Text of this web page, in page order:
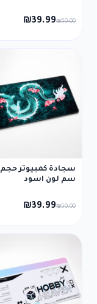
₪39.99₪50.00
سم لون اسود
₪39.99₪50.00